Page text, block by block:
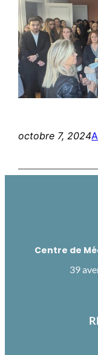
octobre 7, 2024
Centre de
39